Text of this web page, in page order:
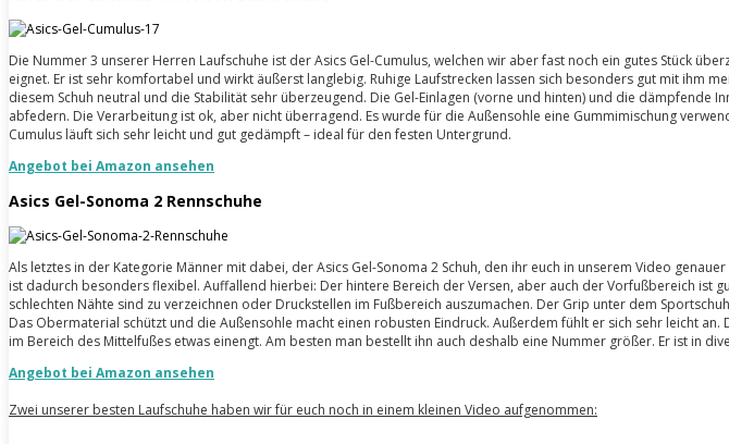
Die Nummer 3 unserer Herren Laufschuhe ist der Asics Gel-Cumulus, welchen wir aber fast noch ein gutes Stück
eignet. Er ist sehr komfortabel und wirkt äußerst langlebig. Ruhige Laufstrecken lassen sich besonders gut mit ihm
diesem Schuh neutral und die Stabilität sehr überzeugend. Die Gel-Einlagen (vorne und hinten) und die
abfedern. Die Verarbeitung ist ok, aber nicht überragend. Es wurde für die Außensohle eine Gummimischung
Cumulus läuft sich sehr leicht und gut gedämpft – ideal für den festen Untergrund.
Angebot bei Amazon ansehen
Asics Gel-Sonoma 2 Rennschuhe
Als letztes in der Kategorie Männer mit dabei, der Asics Gel-Sonoma 2 Schuh, den ihr euch in unserem Video
ist dadurch besonders flexibel. Auffallend hierbei: Der hintere Bereich der Versen, aber auch der Vorfußbereich ist
schlechten Nähte sind zu verzeichnen oder Druckstellen im Fußbereich auszumachen. Der Grip unter dem
Das Obermaterial schützt und die Außensohle macht einen robusten Eindruck. Außerdem fühlt er sich sehr leicht
im Bereich des Mittelfußes etwas einengt. Am besten man bestellt ihn auch deshalb eine Nummer größer. Er ist in
Angebot bei Amazon ansehen
Zwei unserer besten Laufschuhe haben wir für euch noch in einem kleinen Video aufgenommen: